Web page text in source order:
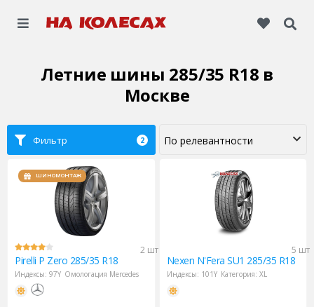
Летние шины 285/35 R18 в
Москве
Фильтр 2
ШИНОМОНТАЖ
2 шт
Pirelli P Zero 285/35 R18
Индексы: 97Y Омологация Mercedes
5 шт
Nexen N'Fera SU1 285/35 R18
Индексы: 101Y Категория: XL